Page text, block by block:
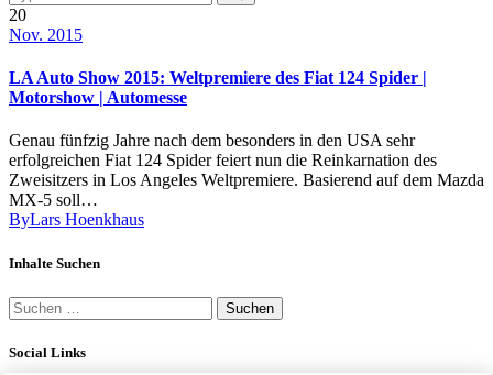
20
Nov. 2015
LA Auto Show 2015: Weltpremiere des Fiat 124 Spider |
Motorshow | Automesse
Genau fünfzig Jahre nach dem besonders in den USA sehr
erfolgreichen Fiat 124 Spider feiert nun die Reinkarnation des
Zweisitzers in Los Angeles Weltpremiere. Basierend auf dem Mazda
MX-5 soll…
ByLars Hoenkhaus
Inhalte Suchen
Suchen
nach:
Social Links